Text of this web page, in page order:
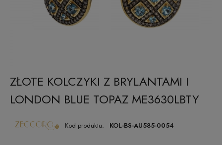
ZŁOTE KOLCZYKI Z BRYLANTAMI I
LONDON BLUE TOPAZ ME3630LBTY
Kod produktu: KOL-BS-AU585-0054